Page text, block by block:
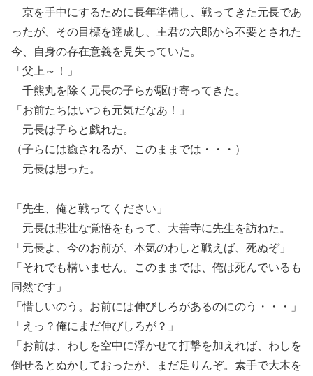
京を手中にするために長年準備し、戦ってきた元長であ
ったが、その目標を達成し、主君の六郎から不要とされた
今、自身の存在意義を見失っていた。
「父上～！」
千熊丸を除く元長の子らが駆け寄ってきた。
「お前たちはいつも元気だなあ！」
元長は子らと戯れた。
（子らには癒されるが、このままでは・・・）
元長は思った。
「先生、俺と戦ってください」
元長は悲壮な覚悟をもって、大善寺に先生を訪ねた。
「元長よ、今のお前が、本気のわしと戦えば、死ぬぞ」
「それでも構いません。このままでは、俺は死んでいるも
同然です」
「惜しいのう。お前には伸びしろがあるのにのう・・・」
「えっ？俺にまだ伸びしろが？」
「お前は、わしを空中に浮かせて打撃を加えれば、わしを
倒せるとぬかしておったが、まだ足りんぞ。素手で大木を